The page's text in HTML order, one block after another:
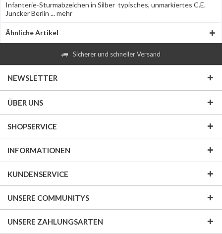
Infanterie-Sturmabzeichen in Silber typisches, unmarkiertes C.E.
Juncker Berlin ...mehr
Ähnliche Artikel
Sicherer und schneller Versand
NEWSLETTER
ÜBER UNS
SHOPSERVICE
INFORMATIONEN
KUNDENSERVICE
UNSERE COMMUNITYS
UNSERE ZAHLUNGSARTEN